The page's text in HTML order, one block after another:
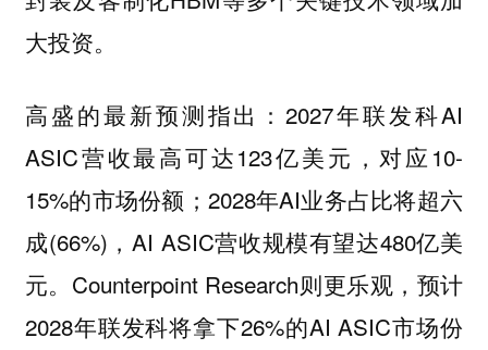
大投资。
高盛的最新预测指出：2027年联发科AI
ASIC营收最高可达123亿美元，对应10-
15%的市场份额；2028年AI业务占比将超六
成(66%)，AI ASIC营收规模有望达480亿美
元。Counterpoint Research则更乐观，预计
2028年联发科将拿下26%的AI ASIC市场份